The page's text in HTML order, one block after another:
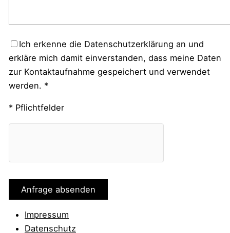
Ich erkenne die Datenschutzerklärung an und
erkläre mich damit einverstanden, dass meine Daten
zur Kontaktaufnahme gespeichert und verwendet
werden. *
* Pflichtfelder
Impressum
Datenschutz